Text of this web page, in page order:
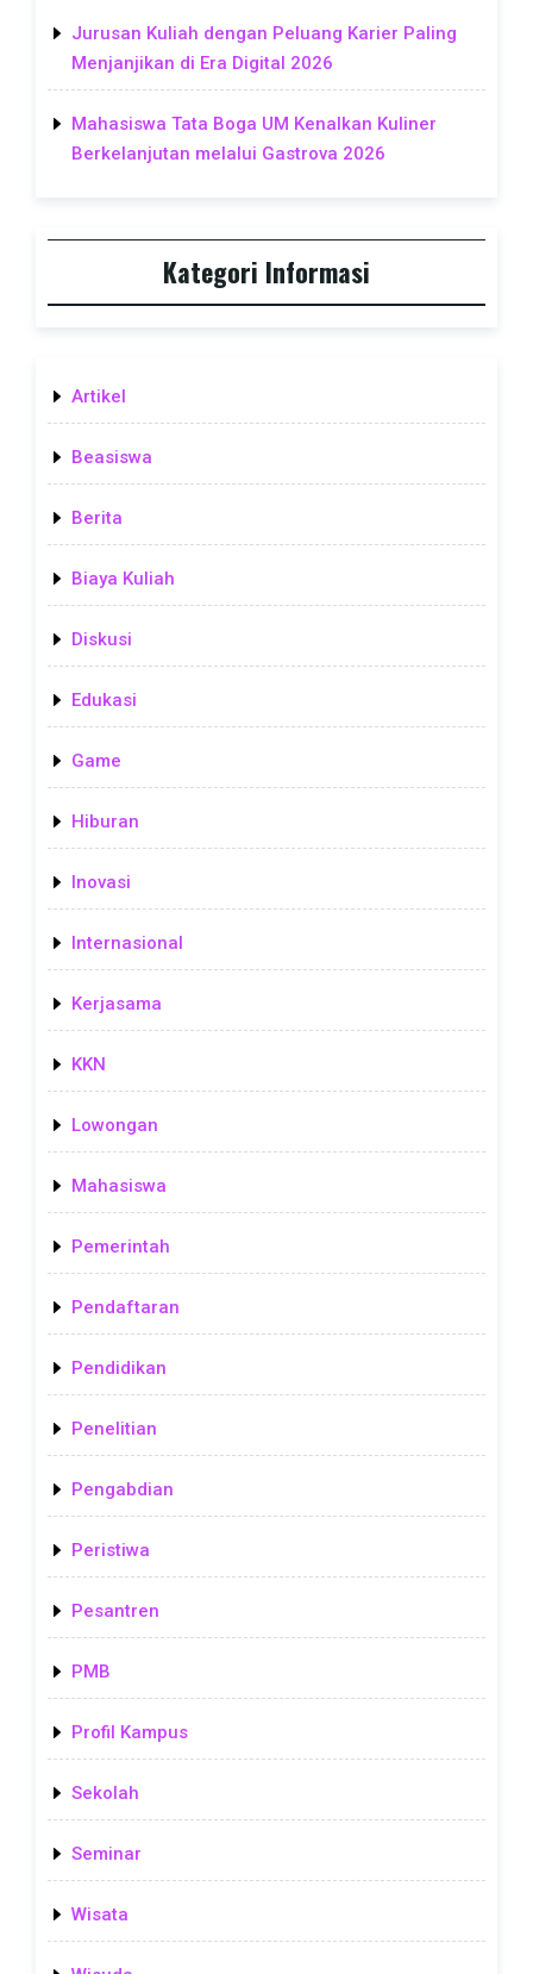
Jurusan Kuliah dengan Peluang Karier Paling
Menjanjikan di Era Digital 2026
Mahasiswa Tata Boga UM Kenalkan Kuliner
Berkelanjutan melalui Gastrova 2026
Kategori Informasi
Artikel
Beasiswa
Berita
Biaya Kuliah
Diskusi
Edukasi
Game
Hiburan
Inovasi
Internasional
Kerjasama
KKN
Lowongan
Mahasiswa
Pemerintah
Pendaftaran
Pendidikan
Penelitian
Pengabdian
Peristiwa
Pesantren
PMB
Profil Kampus
Sekolah
Seminar
Wisata